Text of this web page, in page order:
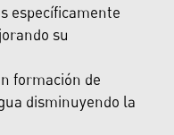
específicamente
su
formación de
disminuyendo la